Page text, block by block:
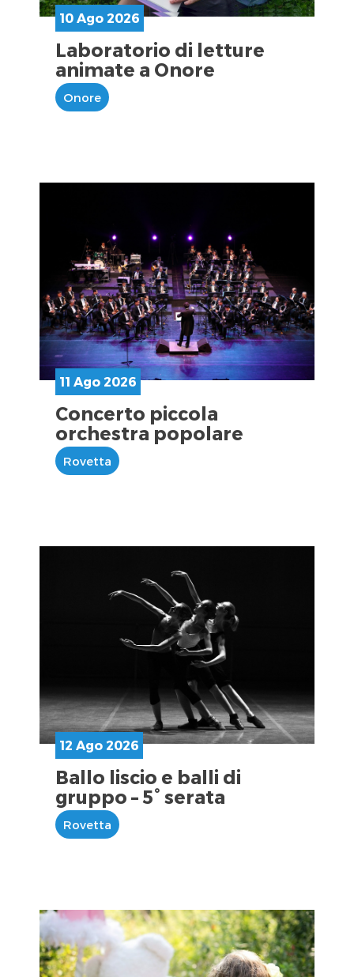
10 Ago 2026
Laboratorio di letture
animate a Onore
Onore
11 Ago 2026
Concerto piccola
orchestra popolare
Rovetta
12 Ago 2026
Ballo liscio e balli di
gruppo – 5° serata
Rovetta